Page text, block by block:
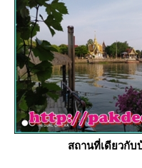
สถานที่เดียวกั